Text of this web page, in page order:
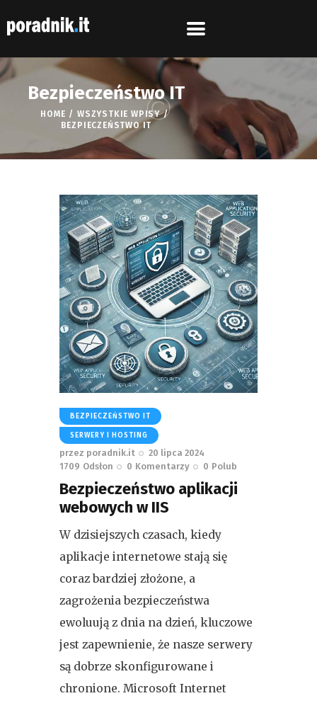
Bezpieczeństwo IT
HOME
WSZYSTKIE WPISY
BEZPIECZEŃSTWO IT
BEZPIECZEŃSTWO IT
SERWERY I HOSTING
przez poradnik.it
20 lipca 2024
1709 Odsłon 0 Komentarzy 0 Polub
Bezpieczeństwo aplikacji
webowych w IIS
W dzisiejszych czasach, kiedy
aplikacje internetowe stają się
coraz bardziej złożone, a
zagrożenia bezpieczeństwa
ewoluują z dnia na dzień, kluczowe
jest zapewnienie, że nasze serwery
są dobrze skonfigurowane i
chronione. Microsoft Internet